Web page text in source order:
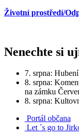
Životní prostředí/
7. srpna:
8. srpna:
na zámku
8. srpna:
Portál občana
Let ´s go to